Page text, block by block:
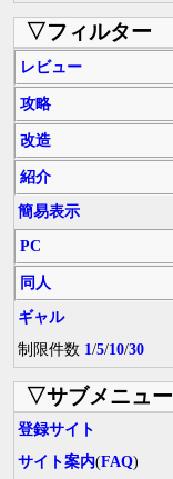
▽フィルター
レビュー
攻略
改造
紹介
簡易表示
PC
同人
ギャル
制限件数 1/5/10/30
▽サブメニュー
登録サイト
サイト案内(FAQ)